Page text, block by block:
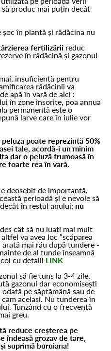
produc mai puțin decât
șoc în plantă și rădăcina nu
fertilizării reduc
în rădăcină și gazonul
insuficientă pentru
rădăcinii va
apă în vară de aici :
în zone însorite, poa annua
permanentă este o
larve care în iulie vor
poate reprezintă 50%
tale, acordă-i un minim
dar o peluză frumoasă în
foarte rea în vară.
deosebit de importantă,
perioadă și e nevoie să
în restul anului: nu
cât să nu luați mai mult
va avea loc ”scăparea
arată mai rău după tundere -
de al tunde înseamnă
cu detalii LINK
să fie tuns la 3-4 zile,
gazonul dar economisești
pe săptămână sau de
același. Nu tunderea în
Tunzând cu o frecvență
greu.
reduce creșterea pe
îndeasă grozav de tare,
suprimă buruiana!